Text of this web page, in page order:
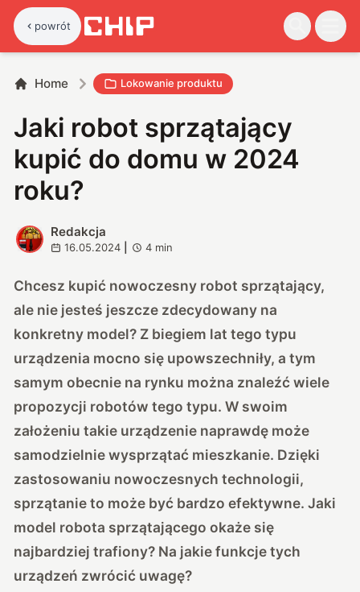
powrót
Home Lokowanie produktu
Jaki robot sprzątający
kupić do domu w 2024
roku?
R
Redakcja
16.05.2024 4 min
Chcesz kupić nowoczesny robot sprzątający,
ale nie jesteś jeszcze zdecydowany na
konkretny model? Z biegiem lat tego typu
urządzenia mocno się upowszechniły, a tym
samym obecnie na rynku można znaleźć wiele
propozycji robotów tego typu. W swoim
założeniu takie urządzenie naprawdę może
samodzielnie wysprzątać mieszkanie. Dzięki
zastosowaniu nowoczesnych technologii,
sprzątanie to może być bardzo efektywne. Jaki
model robota sprzątającego okaże się
najbardziej trafiony? Na jakie funkcje tych
urządzeń zwrócić uwagę?